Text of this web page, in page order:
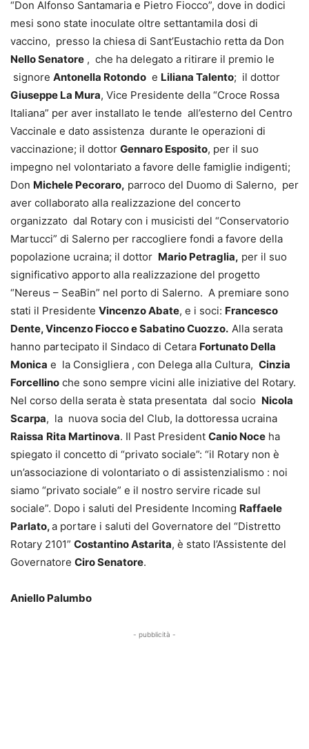
“Don Alfonso Santamaria e Pietro Fiocco”, dove in dodici
mesi sono state inoculate oltre settantamila dosi di
vaccino, presso la chiesa di Sant’Eustachio retta da Don
Nello Senatore , che ha delegato a ritirare il premio le
signore Antonella Rotondo e Liliana Talento; il dottor
Giuseppe La Mura, Vice Presidente della “Croce Rossa
Italiana” per aver installato le tende all’esterno del Centro
Vaccinale e dato assistenza durante le operazioni di
vaccinazione; il dottor Gennaro Esposito, per il suo
impegno nel volontariato a favore delle famiglie indigenti;
Don Michele Pecoraro, parroco del Duomo di Salerno, per
aver collaborato alla realizzazione del concerto
organizzato dal Rotary con i musicisti del “Conservatorio
Martucci” di Salerno per raccogliere fondi a favore della
popolazione ucraina; il dottor Mario Petraglia, per il suo
significativo apporto alla realizzazione del progetto
“Nereus – SeaBin” nel porto di Salerno. A premiare sono
stati il Presidente Vincenzo Abate, e i soci: Francesco
Dente, Vincenzo Fiocco e Sabatino Cuozzo. Alla serata
hanno partecipato il Sindaco di Cetara Fortunato Della
Monica e la Consigliera , con Delega alla Cultura, Cinzia
Forcellino che sono sempre vicini alle iniziative del Rotary.
Nel corso della serata è stata presentata dal socio Nicola
Scarpa, la nuova socia del Club, la dottoressa ucraina
Raissa Rita Martinova. Il Past President Canio Noce ha
spiegato il concetto di “privato sociale”: “il Rotary non è
un’associazione di volontariato o di assistenzialismo : noi
siamo “privato sociale” e il nostro servire ricade sul
sociale”. Dopo i saluti del Presidente Incoming Raffaele
Parlato,a portare i saluti del Governatore del “Distretto
Rotary 2101” Costantino Astarita, è stato l’Assistente del
Governatore Ciro Senatore.
Aniello Palumbo
- pubblicità -